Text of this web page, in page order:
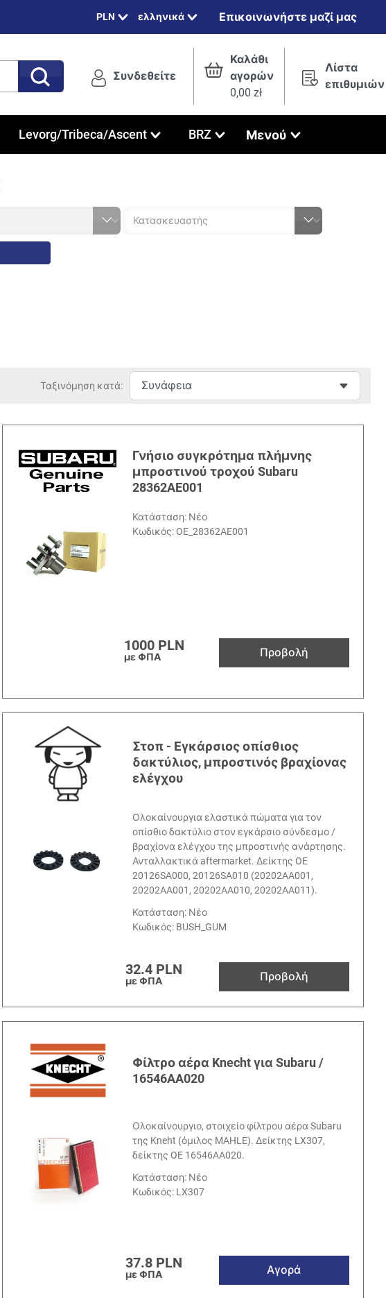
ελληνικά Επικοινωνήστε μαζί μας
Συνδεθείτε
Καλάθι
αγορών
0,00 zł
Λίστα
επιθυμιών
Levorg/Tribeca/Ascent BRZ Μενού
Ταξινόμηση κατά:
Γνήσιο συγκρότημα πλήμνης
μπροστινού τροχού Subaru
28362AE001
Κατάσταση: Νέο
Κωδικός:OE_28362AE001
1000 PLN
με ΦΠΑ Προβολή
Στοπ - Εγκάρσιος οπίσθιος
δακτύλιος, μπροστινός βραχίονας
ελέγχου
Ολοκαίνουργια ελαστικά πώματα για τον
οπίσθιο δακτύλιο στον εγκάρσιο σύνδεσμο /
βραχίονα ελέγχου της μπροστινής ανάρτησης.
Ανταλλακτικά aftermarket. Δείκτης OE
20126SA000, 20126SA010 (20202AA001,
20202AA001, 20202AA010, 20202AA011).
Κατάσταση: Νέο
Κωδικός: BUSH_GUM
32.4 PLN
με ΦΠΑ Προβολή
Φίλτρο αέρα Knecht για Subaru /
16546AA020
Ολοκαίνουργιο, στοιχείο φίλτρου αέρα Subaru
της Kneht (όμιλος MAHLE). Δείκτης LX307,
δείκτης OE 16546AA020.
Κατάσταση: Νέο
Κωδικός: LX307
37.8 PLN
με ΦΠΑ Αγορά